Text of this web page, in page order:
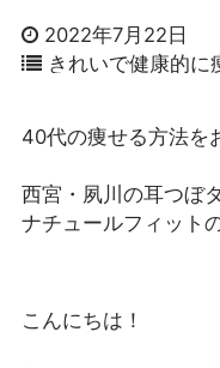
2022年7月22日
きれいで健康的に
40代の痩せる方法を
西宮・夙川の耳つぼ
ナチュールフィッ
こんにちは！